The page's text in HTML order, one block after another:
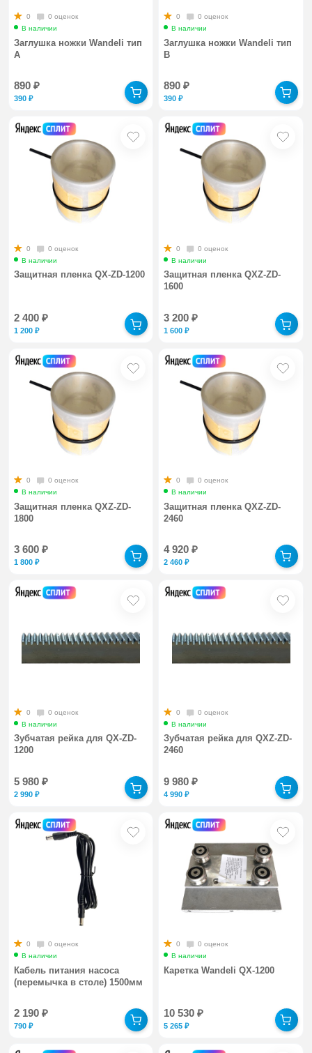
0
0 оценок
В наличии
Заглушка ножки Wandeli тип
A
890₽
390₽
0
0 оценок
В наличии
Заглушка ножки Wandeli тип
B
890₽
390₽
0
0 оценок
В наличии
Защитная пленка QX-ZD-1200
2 400₽
1 200₽
0
0 оценок
В наличии
Защитная пленка QXZ-ZD-
1600
3 200₽
1 600₽
0
0 оценок
В наличии
Защитная пленка QXZ-ZD-
1800
3 600₽
1 800₽
0
0 оценок
В наличии
Защитная пленка QXZ-ZD-
2460
4 920₽
2 460₽
0
0 оценок
В наличии
Зубчатая рейка для QX-ZD-
1200
5 980₽
2 990₽
0
0 оценок
В наличии
Зубчатая рейка для QXZ-ZD-
2460
9 980₽
4 990₽
0
0 оценок
В наличии
Кабель питания насоса
(перемычка в столе) 1500мм
2 190₽
790₽
0
0 оценок
В наличии
Каретка Wandeli QX-1200
10 530₽
5 265₽